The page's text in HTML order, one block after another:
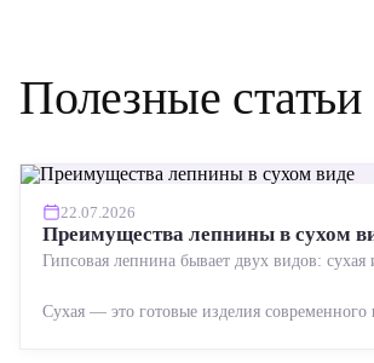
Полезные статьи
22.07.2026
Преимущества лепнины в сухом
Гипсовая лепнина бывает двух видов: сухая
Сухая — это готовые изделия современного